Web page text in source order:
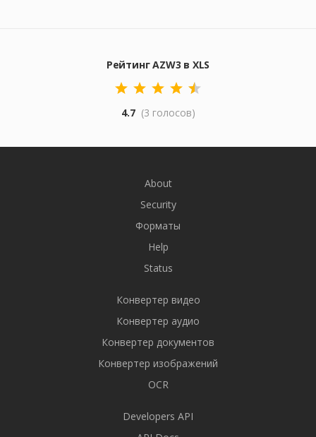
Рейтинг AZW3 в XLS
4.7 (3 голосов)
About
Security
Форматы
Help
Status
Конвертер видео
Конвертер аудио
Конвертер документов
Конвертер изображений
OCR
Developers API